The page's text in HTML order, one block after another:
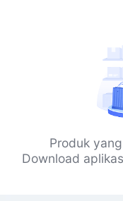
Produk
Download